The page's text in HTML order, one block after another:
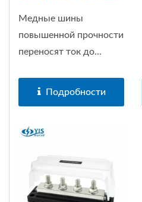
Медные шины
повышенной прочности
переносят ток до...
Подробности